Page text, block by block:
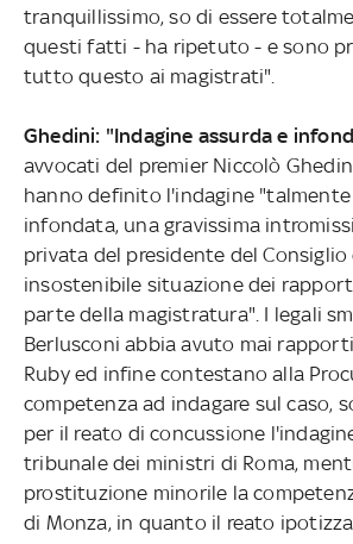
tranquillissimo, so di essere
questi fatti - ha ripetuto - e sono
tutto questo ai magistrati".
Ghedini: "Indagine assurda e
avvocati del premier Niccolò
hanno definito l'indagine "talmente
infondata, una gravissima
privata del presidente del
insostenibile situazione dei
parte della magistratura". I legali
Berlusconi abbia avuto mai
Ruby ed infine contestano alla
competenza ad indagare sul caso,
per il reato di concussione
tribunale dei ministri di Roma,
prostituzione minorile la
di Monza, in quanto il reato